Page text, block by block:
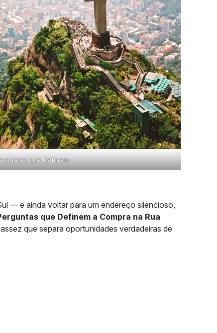
que Definem
— e ainda voltar para um endereço silencioso,
que Definem a Compra na Rua
que separa oportunidades verdadeiras de